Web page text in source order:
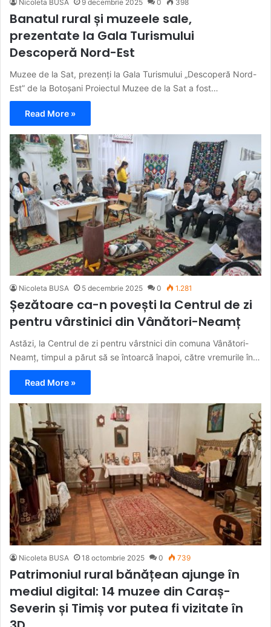
Nicoleta BUSA 9 decembrie 2025 0 398
Banatul rural și muzeele sale,
prezentate la Gala Turismului
Descoperă Nord-Est
Muzee de la Sat, prezenți la Gala Turismului „Descoperă Nord-
Est” de la Botoșani Proiectul Muzee de la Sat a fost…
Read More »
Nicoleta BUSA 5 decembrie 2025 0 1.281
Șezătoare ca-n povești la Centrul de zi
pentru vârstinici din Vânători-Neamț
Astăzi, la Centrul de zi pentru vârstnici din comuna Vânători-
Neamț, timpul a părut să se întoarcă înapoi, către vremurile în…
Read More »
Nicoleta BUSA 18 octombrie 2025 0 739
Patrimoniul rural bănățean ajunge în
mediul digital: 14 muzee din Caraș-
Severin și Timiș vor putea fi vizitate în